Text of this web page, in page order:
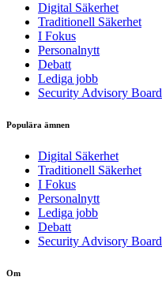
Digital Säkerhet
Traditionell Säkerhet
I Fokus
Personalnytt
Debatt
Lediga jobb
Security Advisory Board
Populära ämnen
Digital Säkerhet
Traditionell Säkerhet
I Fokus
Personalnytt
Lediga jobb
Debatt
Security Advisory Board
Om